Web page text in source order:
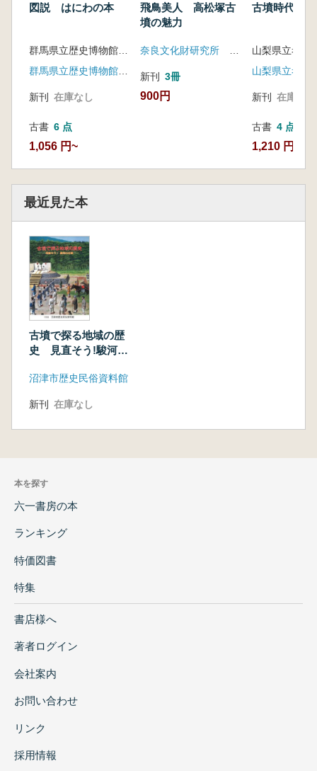
図説 はにわの本
新刊 在庫なし
古書 6 点
1,056 円~
飛鳥美人 高松塚古
墳の魅力
新刊 3冊
900円
古墳時代の
山梨県立考古
新刊 在庫なし
古書 4 点
1,210 円~
最近見た本
古墳で探る地域の歴
史 見直そう!駿河の
沼津市歴史民俗資料館
新刊 在庫なし
本を探す
六一書房の本
ランキング
特価図書
特集
書店様へ
著者ログイン
会社案内
お問い合わせ
リンク
採用情報